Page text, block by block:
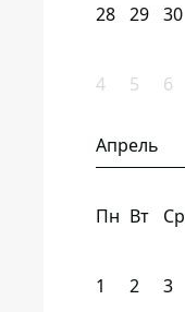
28 29 30
4 5 6
Апрель
Пн Вт Ср
1 2 3